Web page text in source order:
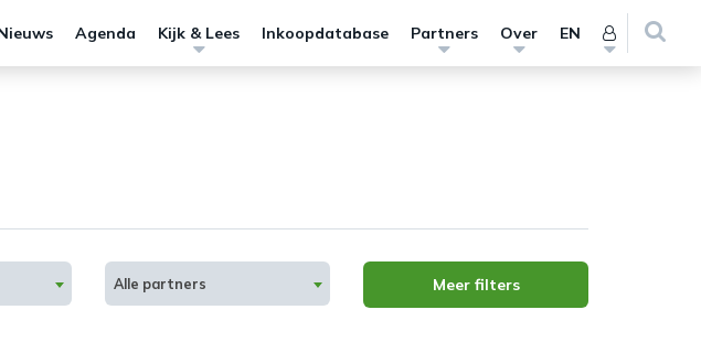
Agenda Kijk & Lees Inkoopdatabase Partners Over EN
Alle partners Meer filters